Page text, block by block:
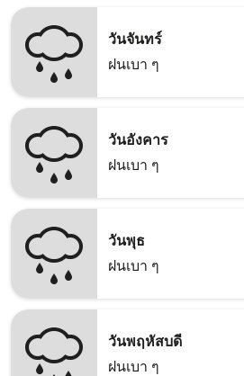
วันจันทร์
ฝนเบา ๆ
วันอังคาร
ฝนเบา ๆ
วันพุธ
ฝนเบา ๆ
วันพฤหัสบดี
ฝนเบา ๆ